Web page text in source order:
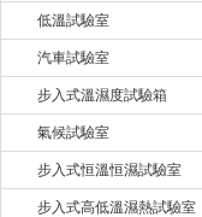
低溫試驗室
汽車試驗室
步入式溫濕度試驗箱
氣候試驗室
步入式恒溫恒濕試驗室
步入式高低溫濕熱試驗室